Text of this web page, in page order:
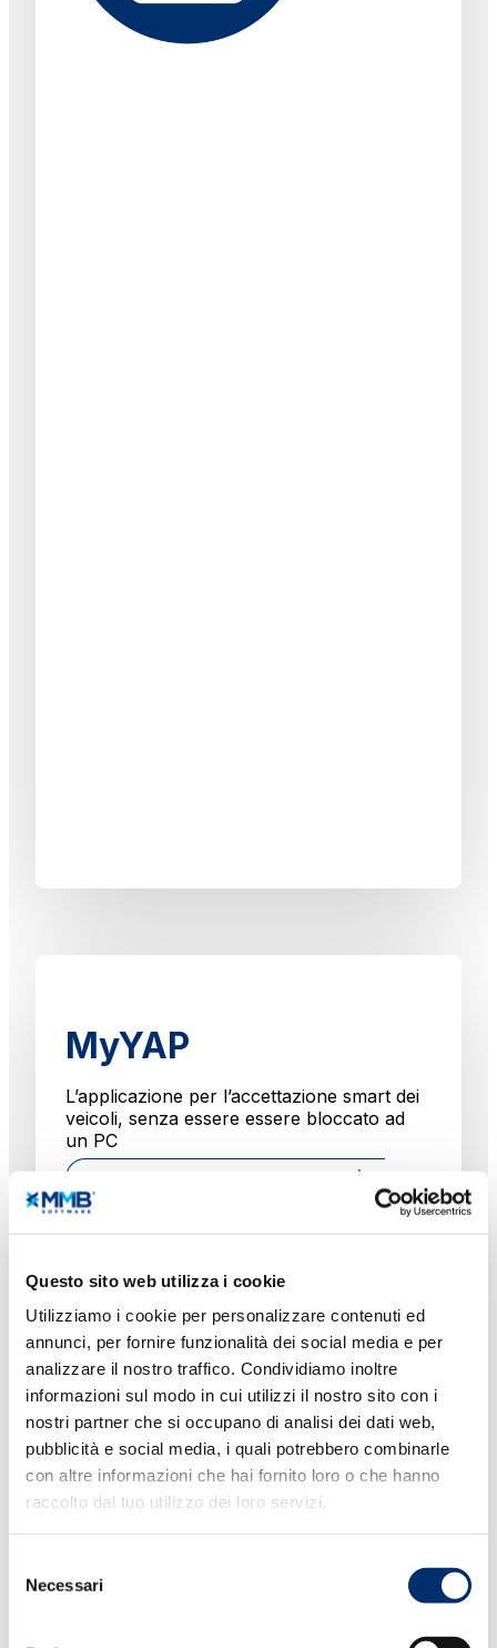
Questo sito web utilizza i cookie
Utilizziamo i cookie per personalizzare contenuti ed
annunci, per fornire funzionalità dei social media e per
analizzare il nostro traffico. Condividiamo inoltre
informazioni sul modo in cui utilizzi il nostro sito con i
nostri partner che si occupano di analisi dei dati web,
pubblicità e social media, i quali potrebbero combinarle
con altre informazioni che hai fornito loro o che hanno
raccolto dal tuo utilizzo dei loro servizi.
delNecessari
MyYAP
L’applicazione per l’accettazione smart dei
veicoli, senza essere essere bloccato ad
un PC
MYYAP